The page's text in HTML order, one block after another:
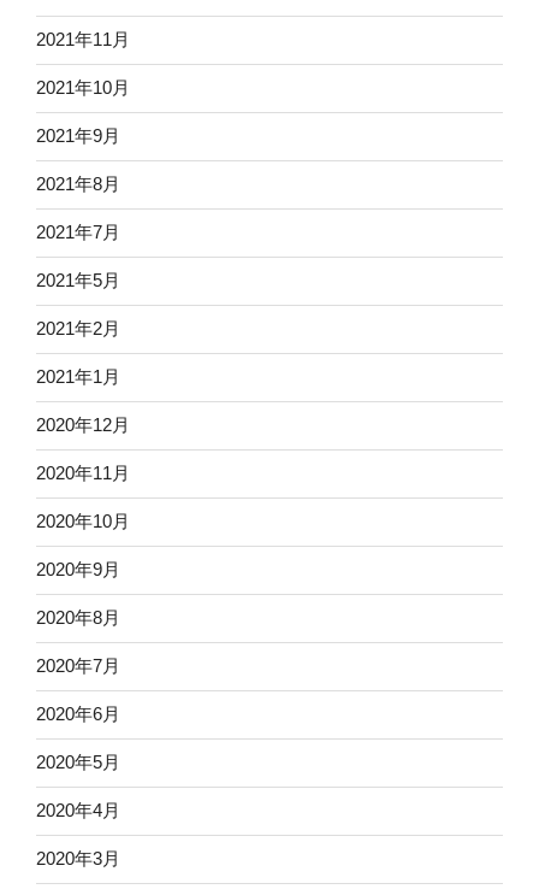
2021年11月
2021年10月
2021年9月
2021年8月
2021年7月
2021年5月
2021年2月
2021年1月
2020年12月
2020年11月
2020年10月
2020年9月
2020年8月
2020年7月
2020年6月
2020年5月
2020年4月
2020年3月